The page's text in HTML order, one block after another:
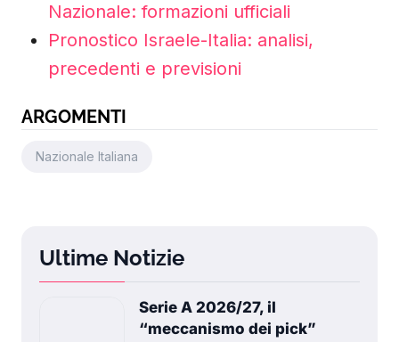
Nazionale: formazioni ufficiali
Pronostico Israele-Italia: analisi,
precedenti e previsioni
ARGOMENTI
Nazionale Italiana
Ultime Notizie
Serie A 2026/27, il
“meccanismo dei pick”